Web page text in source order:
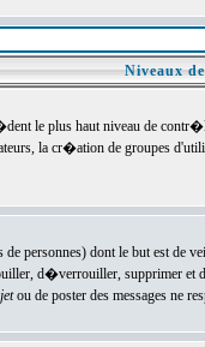
Niveaux
le plus haut niveau de
la cr�ation de groupes
personnes) dont le but est de
d�verrouiller, supprimer
ou de poster des messages ne